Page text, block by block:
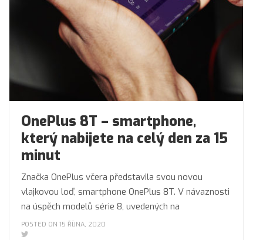
OnePlus 8T – smartphone,
který nabijete na celý den za 15
minut
Značka OnePlus včera představila svou novou
vlajkovou loď, smartphone OnePlus 8T. V návaznosti
na úspěch modelů série 8, uvedených na
POSTED ON 15 ŘÍJNA, 2020